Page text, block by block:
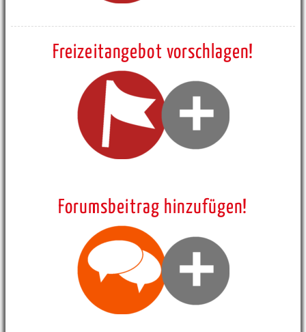
Freizeitangebot vorschlagen!
Forumsbeitrag hinzufügen!